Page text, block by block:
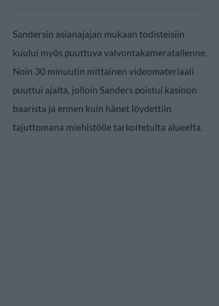
Sandersin asianajajan mukaan todisteisiin
kuului myös puuttuva valvontakameratallenne.
Noin 30 minuutin mittainen videomateriaali
puuttui ajalta, jolloin Sanders poistui kasinon
baarista ja ennen kuin hänet löydettiin
tajuttomana miehistölle tarkoitetulta alueelta.